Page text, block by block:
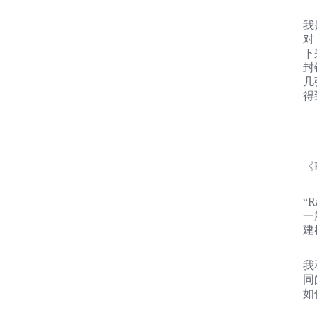
我
对
下
封
得
一
建
我
如